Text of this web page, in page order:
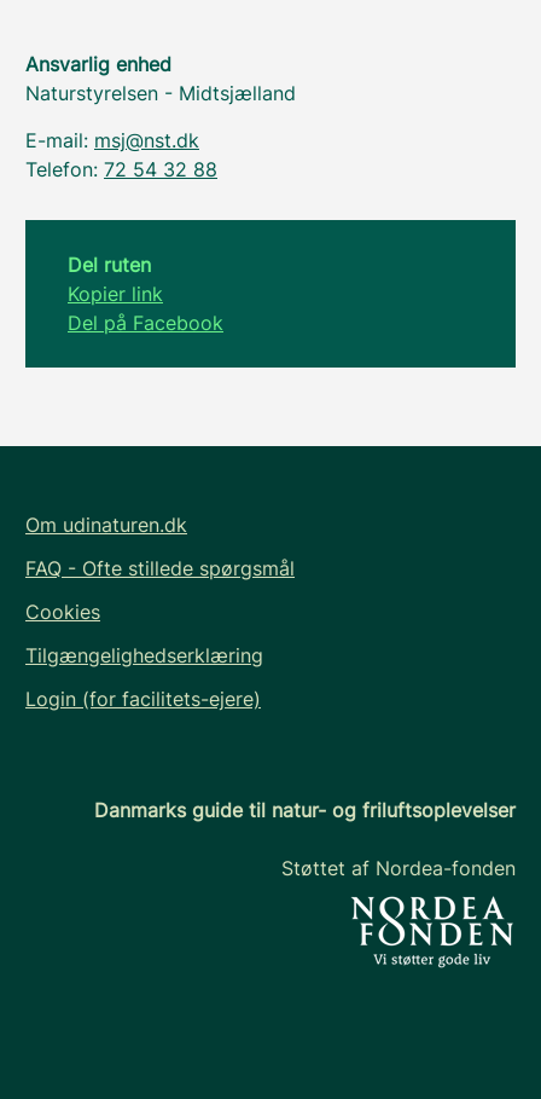
Ansvarlig enhed
Naturstyrelsen - Midtsjælland
E-mail: msj@nst.dk
Telefon: 72 54 32 88
Del ruten
Kopier link
Del på Facebook
Om udinaturen.dk
FAQ - Ofte stillede spørgsmål
Cookies
Tilgængelighedserklæring
Login (for facilitets-ejere)
Danmarks guide til natur- og friluftsoplevelser
Støttet af Nordea-fonden